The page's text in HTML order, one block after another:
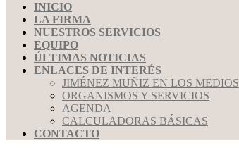
INICIO
LA FIRMA
NUESTROS SERVICIOS
EQUIPO
ÚLTIMAS NOTICIAS
ENLACES DE INTERÉS
JIMÉNEZ MUÑIZ EN LOS MEDIOS
ORGANISMOS Y SERVICIOS
AGENDA
CALCULADORAS BÁSICAS
CONTACTO